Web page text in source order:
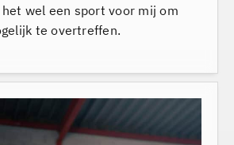
wel een sport voor mij om
te overtreffen.